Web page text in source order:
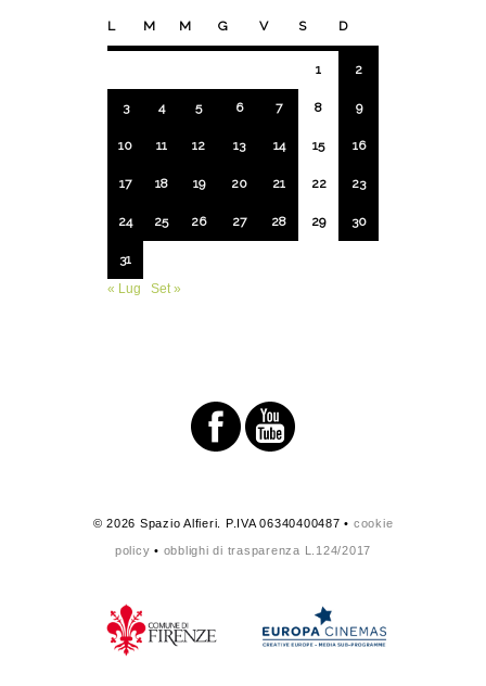
L M M G V S D
1 2
3 4 5 6 7 8 9
10 11 12 13 14 15 16
17 18 19 20 21 22 23
24 25 26 27 28 29 30
31
« Lug
Set »
© 2026 Spazio Alfieri. P.IVA 06340400487 • cookie
policy • obblighi di trasparenza L.124/2017